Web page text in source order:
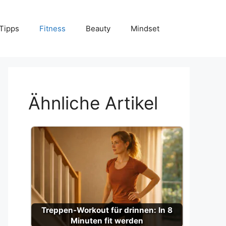
Fitness Beauty Mindset
Ähnliche Artikel
Treppen-Workout für drinnen: In 8
Minuten fit werden